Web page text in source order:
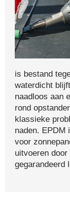
is bestand
waterdicht
naadloos aan
rond
klassieke
naden. EPDM
voor
uitvoeren
gegarandeerd